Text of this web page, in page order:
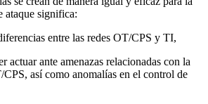
ataque significa:
entre las redes OT/CPS y TI,
actuar ante amenazas relacionadas con la
así como anomalías en el control de